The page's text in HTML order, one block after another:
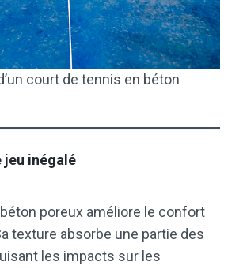
court de tennis en béton
jeu inégalé
poreux améliore le confort
texture absorbe une partie des
les impacts sur les